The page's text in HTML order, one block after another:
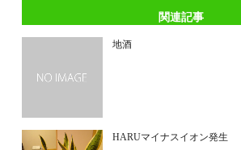
関連記事
地酒
HARUマイナスイオン発生